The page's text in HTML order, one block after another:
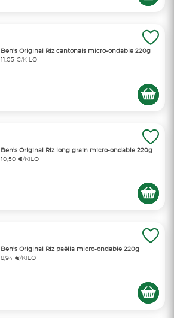
Ben's Original Riz cantonais micro-ondable 220g
11,05 €/KILO
Ben's Original Riz long grain micro-ondable 220g
10,50 €/KILO
Ben's Original Riz paëlla micro-ondable 220g
8,94 €/KILO